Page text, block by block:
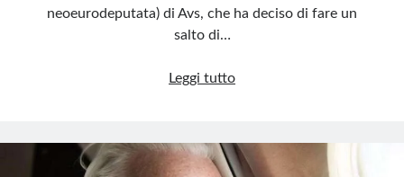
neoeurodeputata) di Avs, che ha deciso di fare un
salto di…
Leggi tutto“Io
affitto”:
dalla